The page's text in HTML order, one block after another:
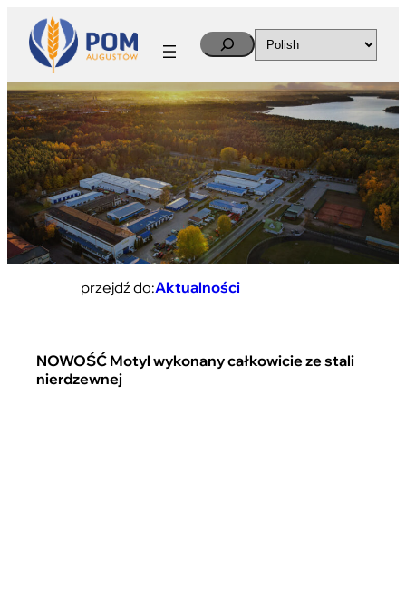
Search
przejdź do:Aktualności
NOWOŚĆ Motyl wykonany całkowicie ze stali
nierdzewnej